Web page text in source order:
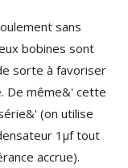
sans
bobines sont
sorte à favoriser
De même&' cette
(on utilise
1µf tout
accrue).